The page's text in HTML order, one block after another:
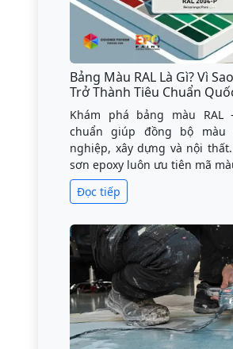
Bảng Màu RAL Là Gì? Vì
Trở Thành Tiêu Chuẩn
Khám phá bảng màu
chuẩn giúp đồng bộ màu
nghiệp, xây dựng và nội
sơn epoxy luôn ưu tiên mã
Đọc tiếp